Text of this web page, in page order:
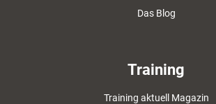
Das Blog
Training
Training aktuell Magazin